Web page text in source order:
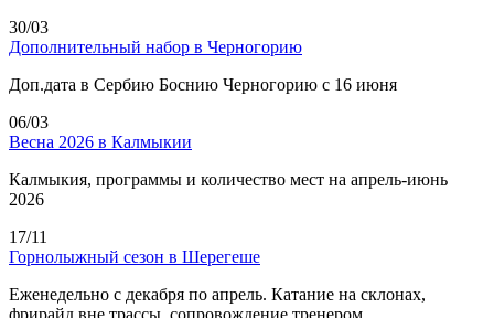
30/03
Дополнительный набор в Черногорию
Доп.дата в Сербию Боснию Черногорию с 16 июня
06/03
Весна 2026 в Калмыкии
Калмыкия, программы и количество мест на апрель-июнь
2026
17/11
Горнолыжный сезон в Шерегеше
Еженедельно с декабря по апрель. Катание на склонах,
фрирайд вне трассы, сопровождение тренером